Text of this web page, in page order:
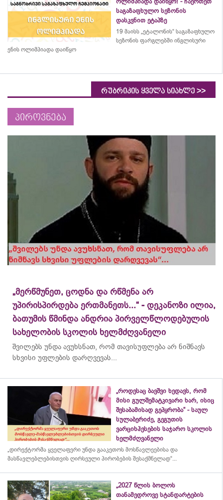
საგაზაფხულო სეზონის
დასკვნით ეტაპზე
19 მაისს „ეტალონის“ საგაზაფხულო
სეზონის ფარგლებში ინგლისური
ენის ოლიმპიადა დაიწყო
რუბრიკის ყველა სიახლე >>
პიროვნება
„მერწმუნეთ, ცოდნა და რწმენა არ
უპირისპირდება ერთმანეთს...“ - დეკანოზი ილია,
ბათუმის წმინდა ანდრია პირველწლოდებულის
სახელობის სკოლის ხელმძღვანელი
შვილებს უნდა ავუხსნათ, რომ თავისუფლება არ ნიშნავს
სხვისი უფლების დარღვევას...
„როდესაც ბავშვი ხედავს, რომ
მისი გულშემატკივარი ხარ, ისიც
შესაბამისად გეპყრობა“ - საულ
სულაბერიძე, გეგუთის
ვარციხჰესების საჯარო სკოლის
ხელმძღვანელი
„დირექტორმა ყველაფერი უნდა გააკეთოს მოსწავლეებისა და
მასწავლებლებისთვის ღირსეული პირობების შესაქმნელად“...
„2027 წლის ბოლოს
თანამედროვე სტანდარტების